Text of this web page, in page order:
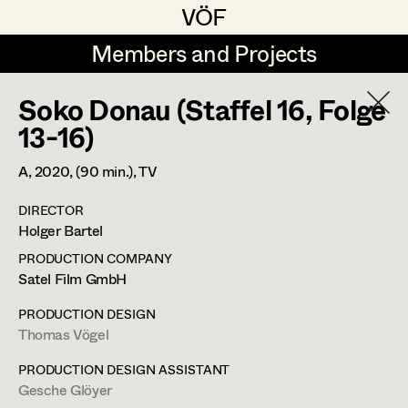
VÖF
VÖF
Members and Projects
Members and Projects
DE EN HOME
Art Department
Costume Department
Retired Members
Honorary Members
Angelika Brendinger
Uli Fessler
Gesche Glöyer
Rudolf Hummel
Elisabeth Klobassa
Christian Kranfuss
Heidi Melinc
Thomas Vögel
Retired Members
Fassziehergasse 5,
m +43 664 300 63 59,
Soko Donau (Staffel 16, Folge
13-16)
A,2020, (90 min.), TV
DIRECTOR
Holger Bartel
PRODUCTION COMPANY
Satel Film GmbH
PRODUCTION DESIGN
Thomas Vögel
PRODUCTION DESIGN ASSISTANT
Gesche Glöyer